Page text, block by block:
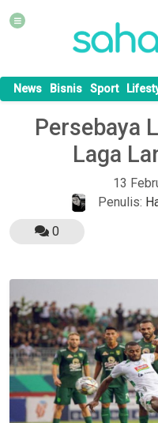
News Bisnis Sport
Persebaya
Laga
13
Penulis:
0